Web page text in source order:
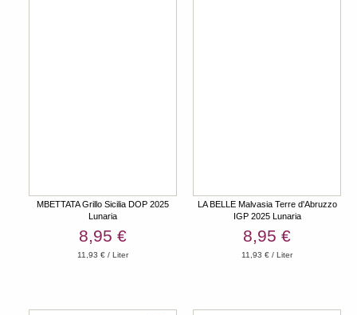
MBETTATA Grillo Sicilia DOP 2025
Lunaria
8,95 €
11,93 € / Liter
LA BELLE Malvasia Terre d'Abruzzo
IGP 2025 Lunaria
8,95 €
11,93 € / Liter